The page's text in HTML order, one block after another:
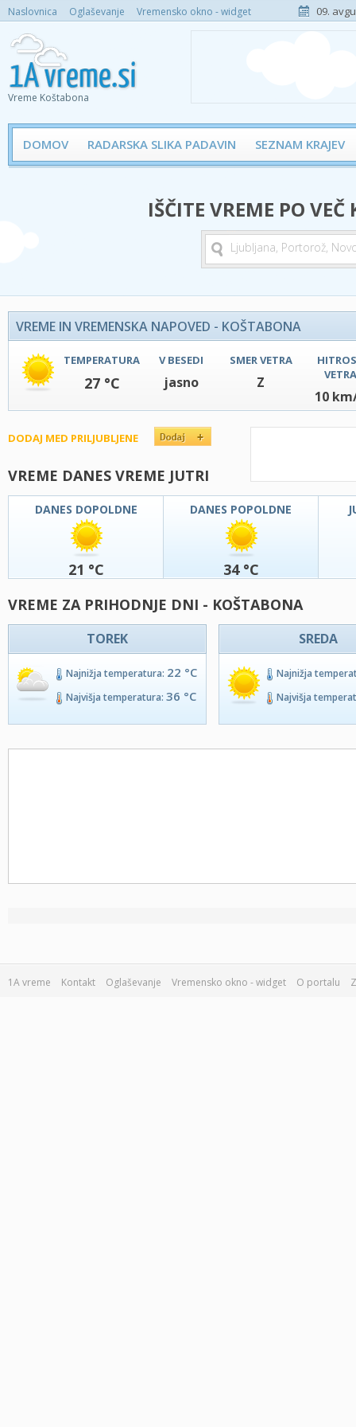
Naslovnica Oglaševanje Vremensko okno - widget 09.
Vreme Koštabona
DOMOV RADARSKA SLIKA PADAVIN SEZNAM KRAJEV
IŠČITE VREME PO
VREME IN VREMENSKA NAPOVED - KOŠTABONA
TEMPERATURA
27 °C
V BESEDI
jasno
SMER VETRA
Z
VETRA
10
DODAJ MED PRILJUBLJENE
VREME DANES VREME JUTRI
DANES DOPOLDNE
21 °C
DANES POPOLDNE
34 °C
VREME ZA PRIHODNJE DNI - KOŠTABONA
TOREK
Najnižja temperatura: 22 °C
Najvišja temperatura: 36 °C
SREDA
Najnižja
Najvišja
1A vreme Kontakt Oglaševanje Vremensko okno - widget O portalu